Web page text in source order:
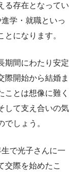
る存在となってい
学・就職といっ
になります。
期間にわたり安定
際開始から結婚ま
ことは想像に難く
して支え合いの気
しょう。
で光子さんに一
交際を始めたこ